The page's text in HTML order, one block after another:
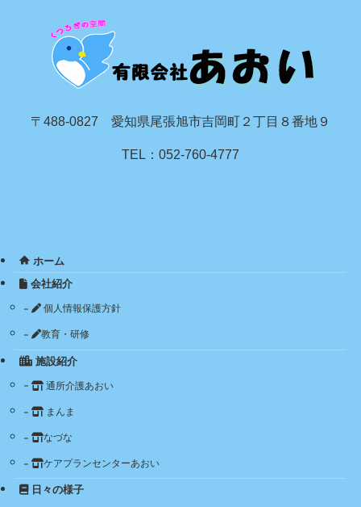
〒488-0827 愛知県尾張旭市吉岡町２丁目８番地９
TEL：052-760-4777
ホーム
会社紹介
個人情報保護方針
教育・研修
施設紹介
通所介護あおい
まんま
なづな
ケアプランセンターあおい
日々の様子